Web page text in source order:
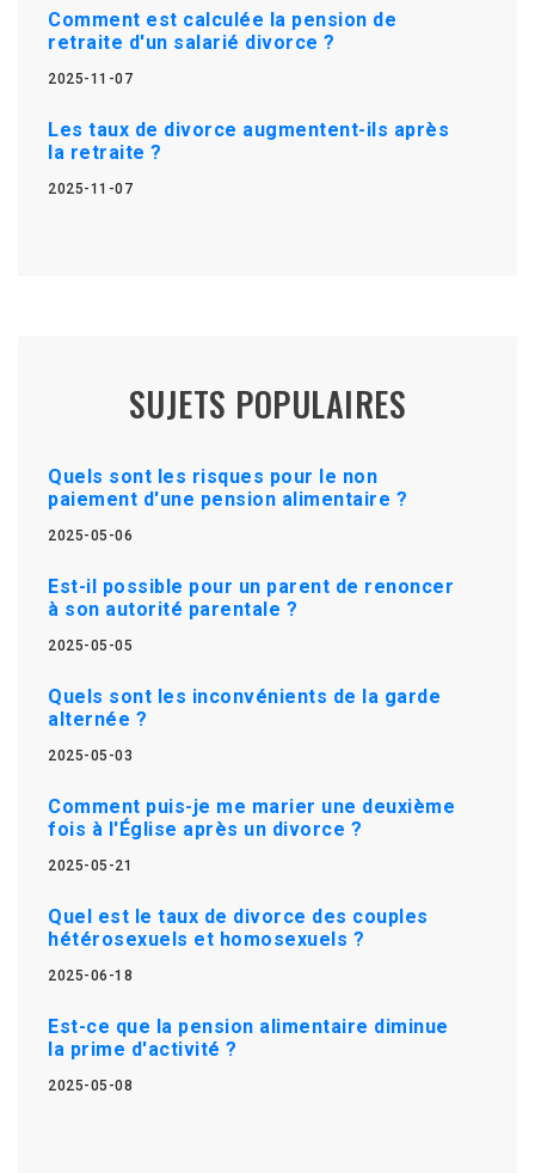
Comment est calculée la pension de
retraite d'un salarié divorce ?
2025-11-07
Les taux de divorce augmentent-ils après
la retraite ?
2025-11-07
SUJETS POPULAIRES
Quels sont les risques pour le non
paiement d'une pension alimentaire ?
2025-05-06
Est-il possible pour un parent de renoncer
à son autorité parentale ?
2025-05-05
Quels sont les inconvénients de la garde
alternée ?
2025-05-03
Comment puis-je me marier une deuxième
fois à l'Église après un divorce ?
2025-05-21
Quel est le taux de divorce des couples
hétérosexuels et homosexuels ?
2025-06-18
Est-ce que la pension alimentaire diminue
la prime d'activité ?
2025-05-08